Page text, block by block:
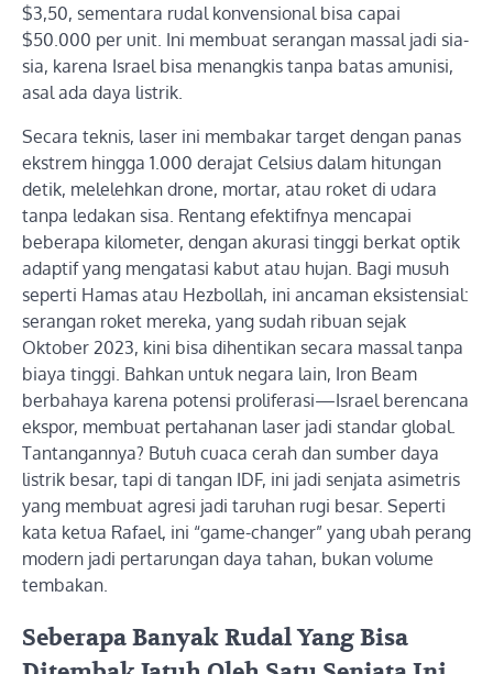
$3,50, sementara rudal konvensional bisa capai
$50.000 per unit. Ini membuat serangan massal jadi sia-
sia, karena Israel bisa menangkis tanpa batas amunisi,
asal ada daya listrik.
Secara teknis, laser ini membakar target dengan panas
ekstrem hingga 1.000 derajat Celsius dalam hitungan
detik, melelehkan drone, mortar, atau roket di udara
tanpa ledakan sisa. Rentang efektifnya mencapai
beberapa kilometer, dengan akurasi tinggi berkat optik
adaptif yang mengatasi kabut atau hujan. Bagi musuh
seperti Hamas atau Hezbollah, ini ancaman eksistensial:
serangan roket mereka, yang sudah ribuan sejak
Oktober 2023, kini bisa dihentikan secara massal tanpa
biaya tinggi. Bahkan untuk negara lain, Iron Beam
berbahaya karena potensi proliferasi—Israel berencana
ekspor, membuat pertahanan laser jadi standar global.
Tantangannya? Butuh cuaca cerah dan sumber daya
listrik besar, tapi di tangan IDF, ini jadi senjata asimetris
yang membuat agresi jadi taruhan rugi besar. Seperti
kata ketua Rafael, ini “game-changer” yang ubah perang
modern jadi pertarungan daya tahan, bukan volume
tembakan.
Seberapa Banyak Rudal Yang Bisa